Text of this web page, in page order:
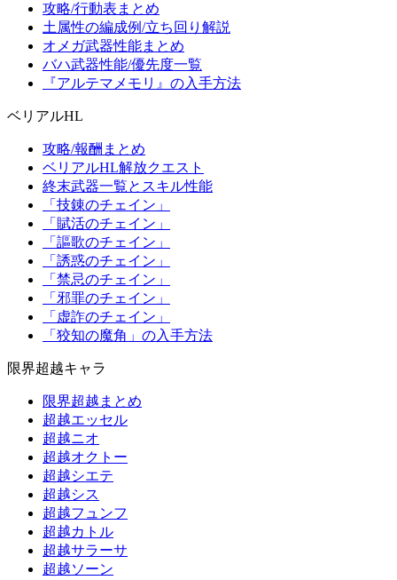
攻略/行動表まとめ
土属性の編成例/立ち回り解説
オメガ武器性能まとめ
バハ武器性能/優先度一覧
『アルテマメモリ』の入手方法
ベリアルHL
攻略/報酬まとめ
ベリアルHL解放クエスト
終末武器一覧とスキル性能
「技錬のチェイン」
「賦活のチェイン」
「謳歌のチェイン」
「誘惑のチェイン」
「禁忌のチェイン」
「邪罪のチェイン」
「虚詐のチェイン」
「狡知の魔角」の入手方法
限界超越キャラ
限界超越まとめ
超越エッセル
超越ニオ
超越オクトー
超越シエテ
超越シス
超越フュンフ
超越カトル
超越サラーサ
超越ソーン